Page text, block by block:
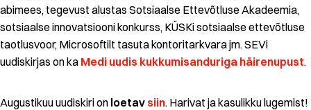
abimees, tegevust alustas Sotsiaalse Ettevõtluse Akadeemia,
sotsiaalse innovatsiooni konkurss, KÜSKi sotsiaalse ettevõtluse
taotlusvoor, Microsoftilt tasuta kontoritarkvara jm. SEVi
uudiskirjas on ka Medi uudis kukkumisanduriga häirenupust.
Augustikuu uudiskiri on loetav siin. Harivat ja kasulikku lugemist!